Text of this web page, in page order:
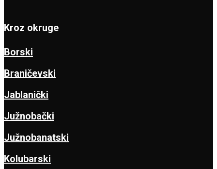
Kroz okruge
Borski
Braničevski
Jablanički
Južnobački
Južnobanatski
Kolubarski